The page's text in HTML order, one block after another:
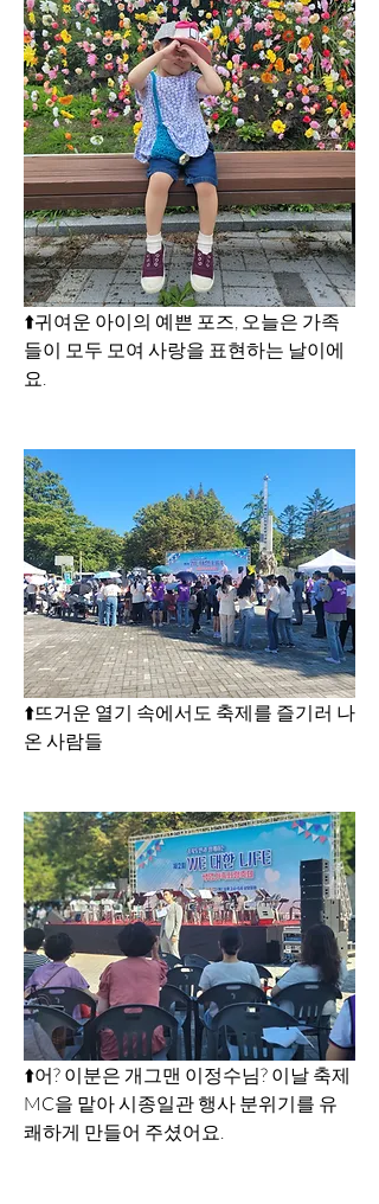
⬆️귀여운 아이의 예쁜 포즈, 오늘은 가족
들이 모두 모여 사랑을 표현하는 날이에
요.
⬆️뜨거운 열기 속에서도 축제를 즐기러 나
온 사람들
⬆️어? 이분은 개그맨 이정수님? 이날 축제
MC을 맡아 시종일관 행사 분위기를 유
쾌하게 만들어 주셨어요.